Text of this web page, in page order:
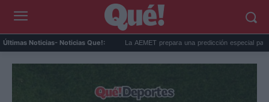
Últimas Noticias- Noticias Que!:
de Ceuta agrieta la c... La AEMET prepara una predicción especial para el